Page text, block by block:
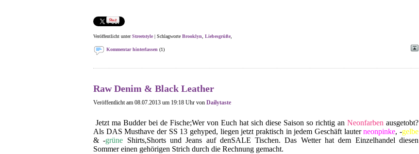
Veröffentlicht unterStreetstyle | Schlagworte Brooklyn, Liebesgrüße,
Kommentar hinterlassen (1)
Raw Denim & Black Leather
Veröffentlicht am 08.07.2013 um 19:18 Uhr von Dailytaste
Jetzt ma Budder bei de Fische;Wer von Euch hat sich diese Saison so richtig an Neonfarben ausgetobt?
Als DAS Musthave der SS 13 gehyped, liegen jetzt praktisch in jedem Geschäft lauterneonpinke, -gelbe
& -grüne Shirts,Shorts und Jeans auf denSALE Tischen. Das Wetter hat dem Einzelhandel diesen
Sommer einen gehörigen Strich durch die Rechnung gemacht.